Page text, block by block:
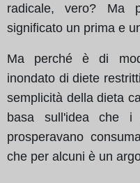
radicale, vero? Ma
significato un prima e
Ma perché è di
inondato di diete
semplicità della dieta
basa sull'idea che i
prosperavano
che per alcuni è un